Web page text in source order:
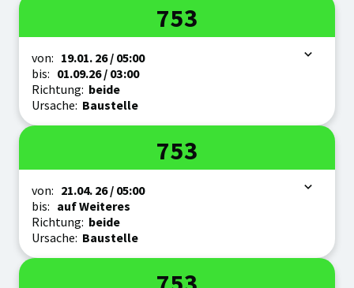
Linie
753
Zeitraum
von: 19.01. 26/ 05:00
bis: 01.09.26/ 03:00
Richtung: beide
Ursache: Baustelle
Linie
753
Zeitraum
von: 21.04. 26/ 05:00
bis: auf Weiteres
Richtung: beide
Ursache: Baustelle